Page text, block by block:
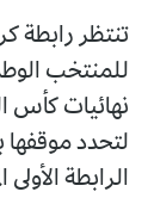
تنتظر رابطة
للمنتخب
لتحدد
الرابطة